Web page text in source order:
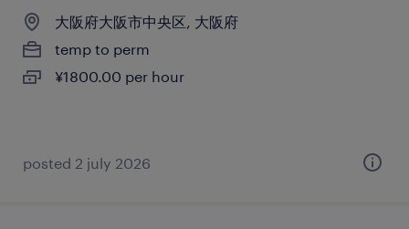
大阪府大阪市中央区, 大阪府
temp to perm
¥1800.00 per hour
posted 2 july 2026